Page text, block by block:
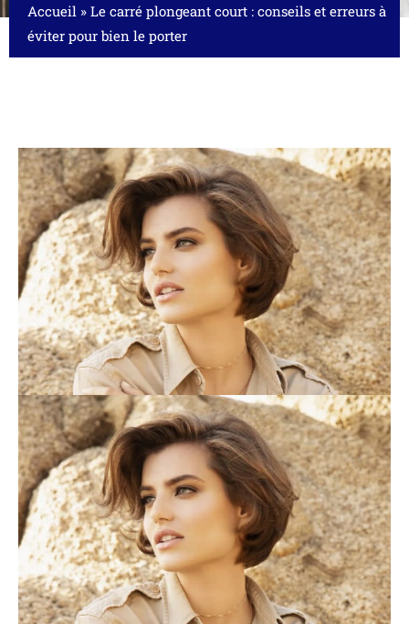
Accueil » Le carré plongeant court : conseils et erreurs à
éviter pour bien le porter